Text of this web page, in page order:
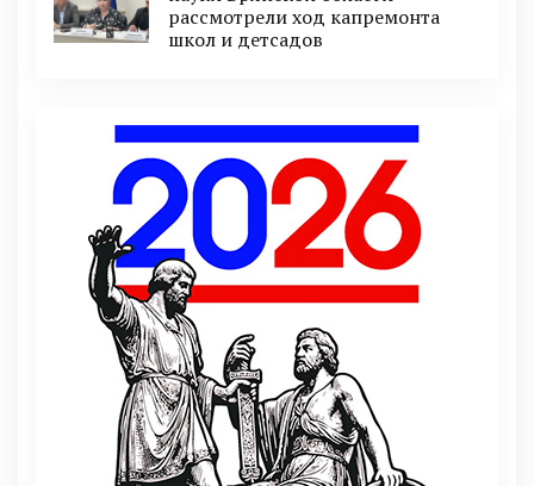
рассмотрели ход капремонта
школ и детсадов